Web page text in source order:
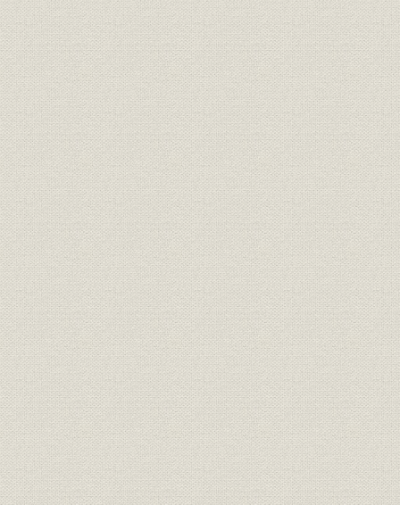
第1章 昭和の開幕と金融恐慌の勃発
第2章 金解禁論争の展開
第3章 政党政治の危機とファシズムの台頭
第4章 高橋財政に対する批判と提言
第5章 大陸政策批判と政党政治の擁護
第6章 激動する世界経済への視点
第7章 準戦時体制から日中全面戦争へ
第8章 日中戦争の長期化と日米開戦に警告
第9章 太平洋戦争下の言論活動
第4部 昭和戦後期 1
I 経営編 戦後復興の歩みが始まる
第1章 終戦後の社業の再建活動
第2章 苦闘する戦後の経営体制
第3章 着実に回復する社業